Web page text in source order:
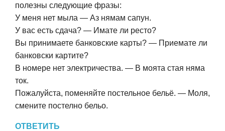
полезны следующие фразы:
У меня нет мыла — Аз нямам сапун.
У вас есть сдача? — Имате ли ресто?
Вы принимаете банковские карты? — Приемате ли
банковски картите?
В номере нет электричества. — В моята стая няма
ток.
Пожалуйста, поменяйте постельное бельё. — Моля,
смените постелно бельо.
ОТВЕТИТЬ